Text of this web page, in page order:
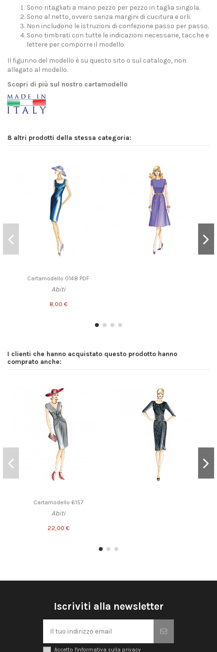
Sono ritagliati a mano pezzo per pezzo in taglia singola.
Sono al netto, ovvero senza margini di cucitura e orli.
Non includono le istruzioni di confezione passo per passo.
Sono timbrati con tutte le indicazioni necessarie, tacche e
lettere per comporre il modello.
Il figurino del modello è su questo sito o sul catalogo, non
allegato al modello.
Scopri di più sul nostro cartamodello
8 altri prodotti della stessa categoria:
Cartamodello 0148 PDF
Abiti
8,00 €
I clienti che hanno acquistato questo prodotto hanno
comprato anche:
Cartamodello 6157
Abiti
22,00 €
Iscriviti alla newsletter
Accetto l'informativa sulla privacy